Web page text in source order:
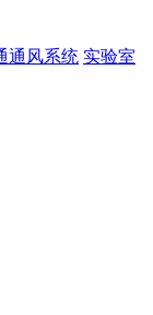
通风系统 实验室